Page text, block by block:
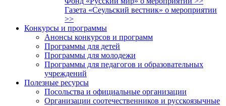
Газета «Сеульский вестник» о мероприятии
>>
Конкурсы и программы
Анонсы конкурсов и программ
Программы для детей
Программы для молодежи
Программы для педагогов и образовательных
учреждений
Полезные ресурсы
Посольства и официальные организации
Организации соотечественников и русскоязычные